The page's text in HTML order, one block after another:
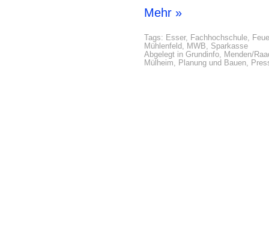
Mehr »
Tags: Esser, Fachhochschule,
Mühlenfeld, MWB, Sparkasse
Abgelegt in Grundinfo, Menden/
Mülheim, Planung und Bauen,